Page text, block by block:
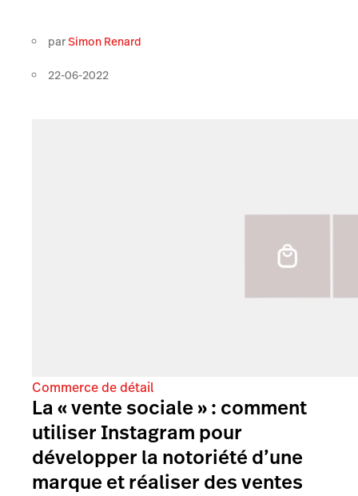
parSimon Renard
22-06-2022
Commerce de détail
La « vente sociale » : comment
utiliser Instagram pour
développer la notoriété d’une
marque et réaliser des ventes